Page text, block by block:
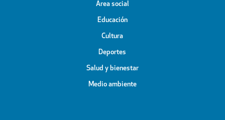
Área social
Educación
Cultura
Deportes
Salud y bienestar
Medio ambiente